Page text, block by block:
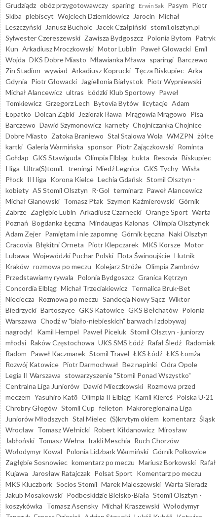
Grudziądz obóz przygotowawczy sparing Erwin Sak Pasym Piotr
Skiba plebiscyt Wojciech Dziemidowicz Jarocin Michał
Leszczyński
Janusz Bucholc Jacek Czałpiński stomil.olsztyn.pl
Sylwester Czereszewski Zawisza Bydgoszcz Polonia Bytom Patryk
Kun Arkadiusz Mroczkowski Motor Lublin Paweł Głowacki Emil
Wojda DKS Dobre Miasto Mławianka Mława sparingi Barczewo
Zin Stadion wywiad Arkadiusz Koprucki Tęcza Biskupiec Arka
Gdynia Piotr Głowacki Jagiellonia Białystok Piotr Wypniewski
Michał Alancewicz ultras Łódzki Klub Sportowy Paweł
Tomkiewicz Grzegorz Lech Bytovia Bytów licytacje Adam
Łopatko Dolcan Ząbki Jeziorak Iława Mrągowia Mrągowo Pisa
Barczewo Dawid Szymonowicz karnety Chojniczanka Chojnice
Dobre Miasto Zatoka Braniewo Stal Stalowa Wola WMZPN żółte
kartki Galeria Warmińska sponsor Piotr Zajączkowski Rominta
Gołdap GKS Stawiguda Olimpia Elbląg Łukta Resovia Biskupiec
I liga Ultra(S)tomiL treningi Miedź Legnica GKS Tychy Wisła
Płock III liga Korona Kielce Lechia Gdańsk Stomil Olsztyn -
kobiety AS Stomil Olsztyn R-Gol terminarz Paweł Alancewicz
Michał Glanowski Tomasz Ptak Szymon Kaźmierowski Górnik
Zabrze Zagłębie Lubin Arkadiusz Czarnecki Orange Sport Warta
Poznań Bogdanka Łęczna Mindaugas Kalonas Olimpia Olsztynek
Adam Zejer Pamiętam i nie zapomnę Górnik Łęczna Naki Olsztyn
Cracovia Błękitni Orneta Piotr Klepczarek MKS Korsze Motor
Lubawa Wojewódzki Puchar Polski Flota Świnoujście Hutnik
Kraków rozmowa po meczu Kolejarz Stróże Olimpia Zambrów
Przedstawiamy rywala Polonia Bydgoszcz Granica Kętrzyn
Concordia Elbląg Michał Trzeciakiewicz Termalica Bruk-Bet
Nieciecza Rozmowa po meczu Sandecja Nowy Sącz Wiktor
Biedrzycki Bartoszyce GKS Katowice GKS Bełchatów Polonia
Warszawa Chodź w "biało-niebieskich" barwach i zdobywaj
nagrody!
Kamil Hempel Paweł Piceluk Stomil Olsztyn - juniorzy
młodsi Raków Częstochowa UKS SMS Łódź Rafał Śledź Radomiak
Radom Paweł Kaczmarek Stomil Travel ŁKS Łódź ŁKS Łomża
Rozwój Katowice Piotr Darmochwał Bez napinki Odra Opole
Legia II Warszawa stowarzyszenie "Stomil Ponad Wszystko"
Centralna Liga Juniorów Dawid Mieczkowski Rozmowa przed
meczem Yasuhiro Katō Olimpia II Elbląg Kamil Kiereś Polska U-21
Chrobry Głogów Stomil Cup felieton Makroregionalna Liga
Juniorów Młodszych Stal Mielec (S)krytym okiem komentarz Śląsk
Wrocław Tomasz Wełnicki Robert Kiłdanowicz Mirosław
Jabłoński Tomasz Wełna Irakli Meschia Ruch Chorzów
Wołodymyr Kowal Polonia Lidzbark Warmiński Górnik Polkowice
Zagłębie Sosnowiec komentarz po meczu Mariusz Borkowski Rafał
Kujawa
Jarosław Ratajczak Polsat Sport Komentarz po meczu
MKS Kluczbork Socios Stomil Marek Maleszewski Warta Sieradz
Jakub Mosakowski Podbeskidzie Bielsko-Biała Stomil Olsztyn -
koszykówka Tomasz Asensky Michał Kraszewski Wołodymyr